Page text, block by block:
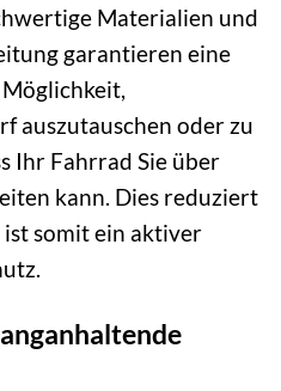
Materialien und
garantieren eine
auszutauschen oder zu
Ihr Fahrrad Sie über
kann. Dies reduziert
somit ein aktiver